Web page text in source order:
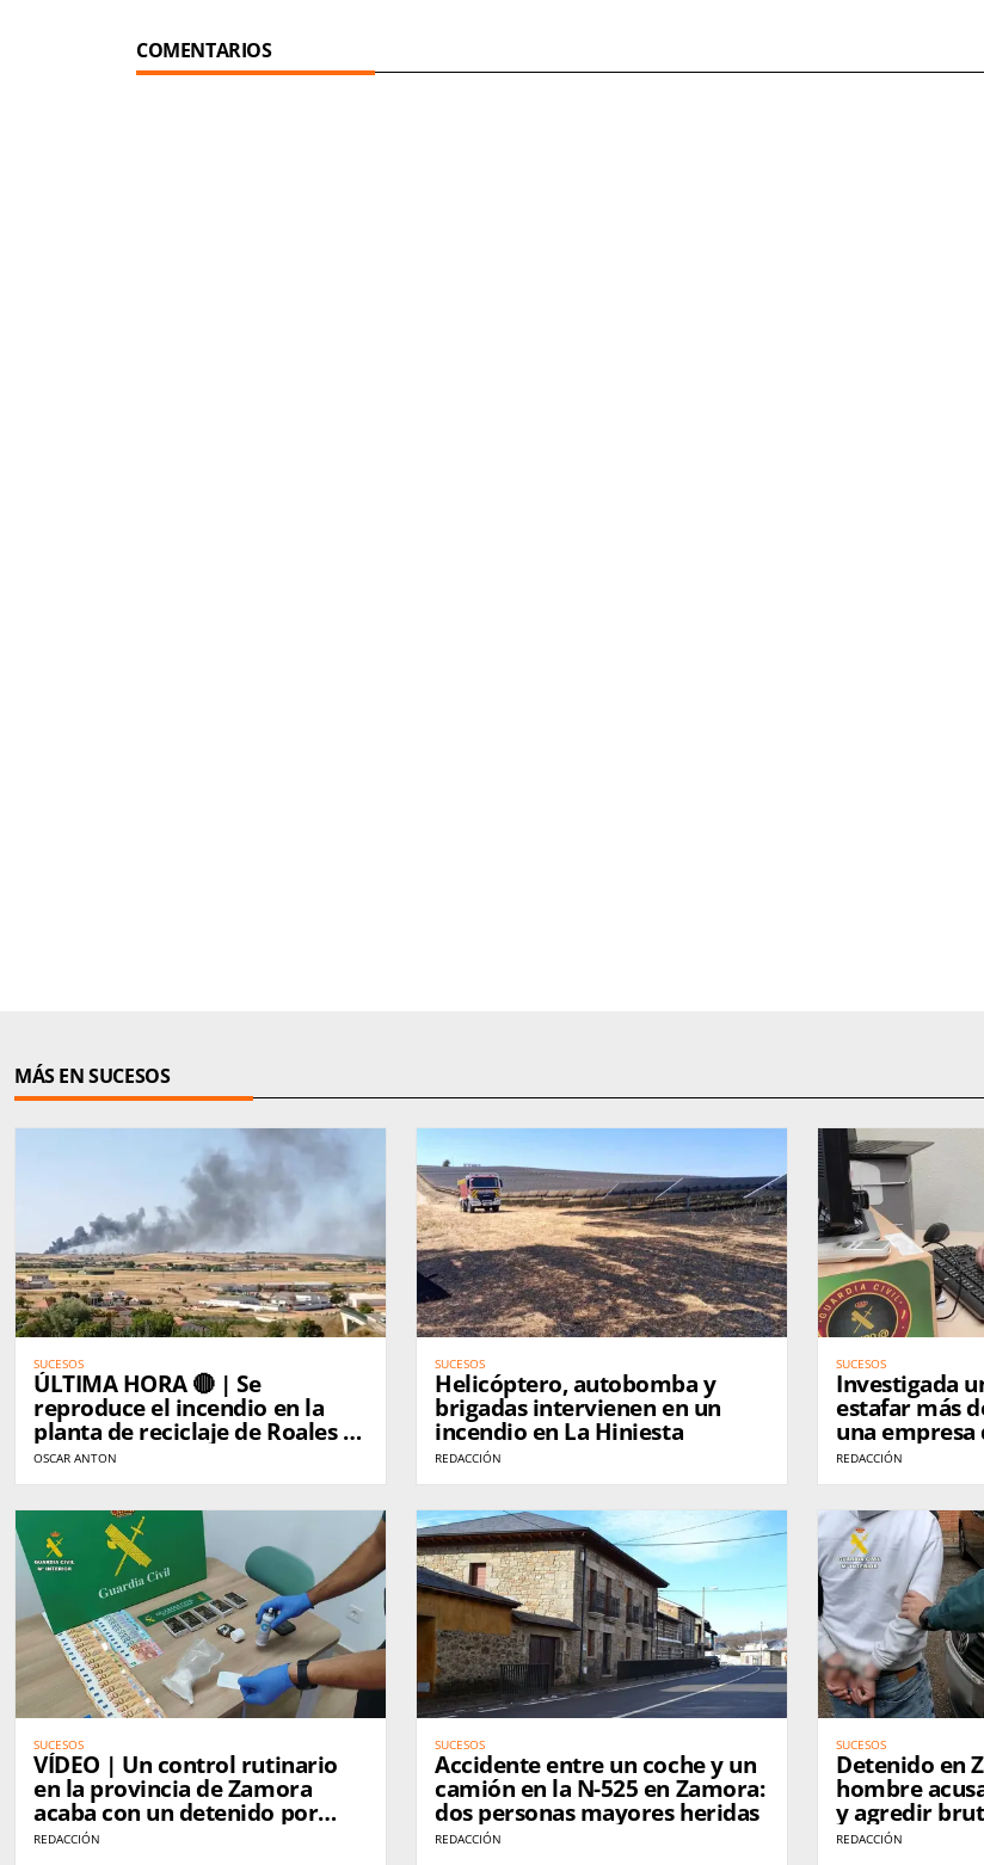
COMENTARIOS
MÁS EN SUCESOS
SUCESOS
ÚLTIMA HORA 🔴 | Se
reproduce el incendio en la
planta de reciclaje de Roales y
una gran columna de humo
vuelve a ser visible desde
Zamora
OSCAR ANTON
SUCESOS
Helicóptero, autobomba y
brigadas intervienen en un
incendio en La Hiniesta
REDACCIÓN
SUCESOS
Investigada
estafar más
una empresa
REDACCIÓN
SUCESOS
VÍDEO | Un control rutinario
en la provincia de Zamora
acaba con un detenido por
presunto tráfico de cocaína y
REDACCIÓN
SUCESOS
Accidente entre un coche y un
camión en la N-525 en Zamora:
dos personas mayores heridas
REDACCIÓN
SUCESOS
Detenido en
hombre
y agredir
pareja
REDACCIÓN